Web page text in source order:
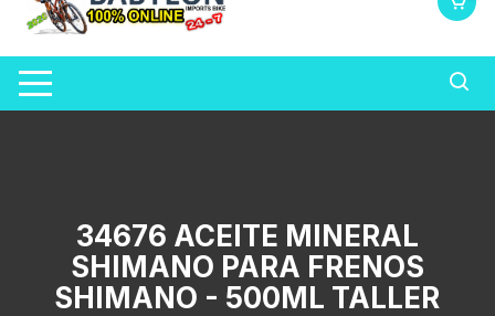
34676 ACEITE MINERAL
SHIMANO PARA FRENOS
SHIMANO - 500ML TALLER